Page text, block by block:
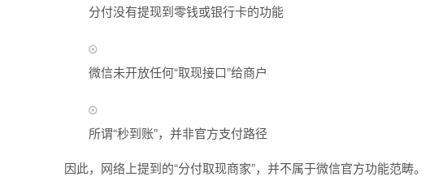
分付没有提现到零钱或银行卡的功能
微信未开放任何“取现接口”给商户
所谓“秒到账”，并非官方支付路径
因此，网络上提到的“分付取现商家”，并不属于微信官方功能范畴。